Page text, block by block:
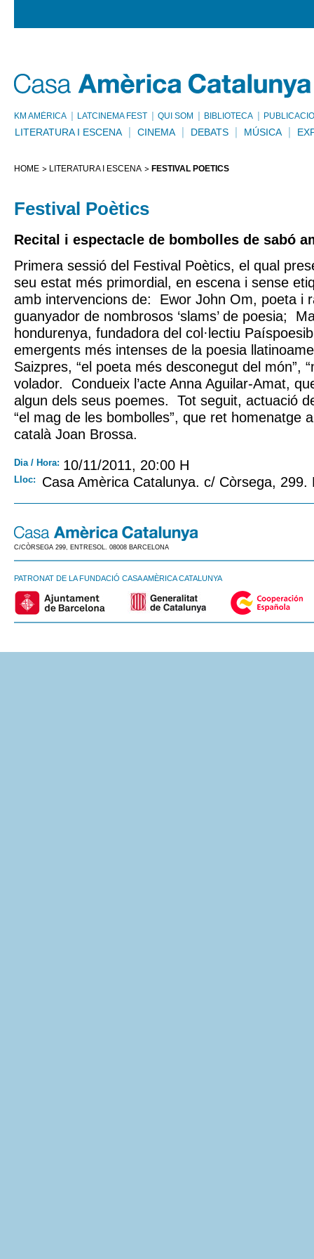
KM AMÈRICA LATCINEMA FEST QUI SOM BIBLIOTECA
LITERATURA I ESCENA CINEMA DEBATS MÚSICA
HOME LITERATURA I ESCENA FESTIVAL POÈTICS
Festival Poètics
Recital i espectacle de bombolles de sabó
Primera sessió del Festival Poètics, el qual
seu estat més primordial, en escena i sense
amb intervencions de: Ewor John Om, poeta i
guanyador de nombrosos ‘slams’ de poesia;
hondurenya, fundadora del col·lectiu
emergents més intenses de la poesia
Saizpres, “el poeta més desconegut del món”,
volador. Condueix l’acte Anna Aguilar-Amat,
algun dels seus poemes. Tot seguit, actuació
“el mag de les bombolles”, que ret homenatge
català Joan Brossa.
Dia / Hora: 10/11/2011, 20:00 H
Lloc: Casa Amèrica Catalunya. c/ Còrsega, 299.
C/CÒRSEGA 299, ENTRESOL. 08008 BARCELONA
PATRONAT DE LA FUNDACIÓ CASA AMÈRICA CATALUNYA